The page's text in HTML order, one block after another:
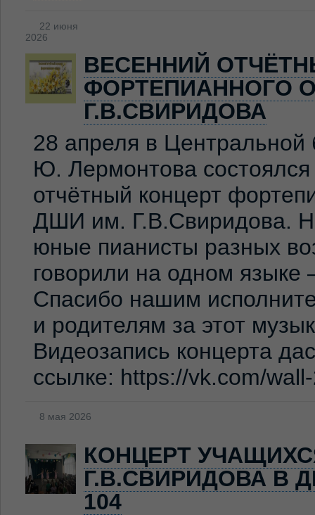
22 июня
2026
ВЕСЕННИЙ
ФОРТЕПИАННОГО
Г.В.СВИРИДОВА
28 апреля в
Ю. Лермонтова состоялся
отчётный концерт
ДШИ им. Г.В.Свиридова.
юные пианисты разных
говорили на одном
Спасибо нашим
и родителям за этот
Видеозапись концерта
ссылке: https://vk.com/
8 мая 2026
КОНЦЕРТ
Г.В.СВИРИДОВА В
104